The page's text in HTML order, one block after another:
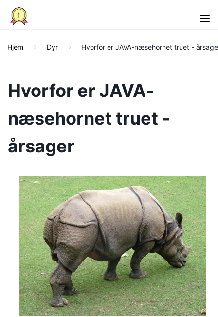
Hjem Dyr Hvorfor er JAVA-næsehornet truet -
Hvorfor er JAVA-
næsehornet truet -
årsager